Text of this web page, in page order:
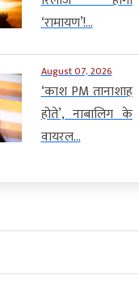
‘रामायण’!...
August 07, 2026
‘काश PM तानाशाह
होते’, नाबालिग के
वायरल...